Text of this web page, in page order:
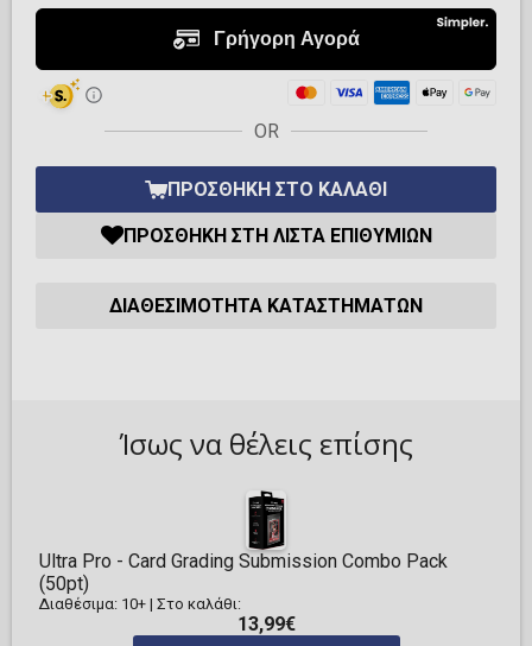
OR
ΠΡΟΣΘΉΚΗ ΣΤΟ ΚΑΛΆΘΙ
ΠΡΟΣΘΉΚΗ ΣΤΗ ΛΊΣΤΑ ΕΠΙΘΥΜΙΏΝ
ΔΙΑΘΕΣΙΜΌΤΗΤΑ ΚΑΤΑΣΤΗΜΆΤΩΝ
Ίσως να θέλεις επίσης
Ultra Pro - Card Grading Submission Combo Pack
(50pt)
Διαθέσιμα: 10+ | Στο καλάθι:
13,99€